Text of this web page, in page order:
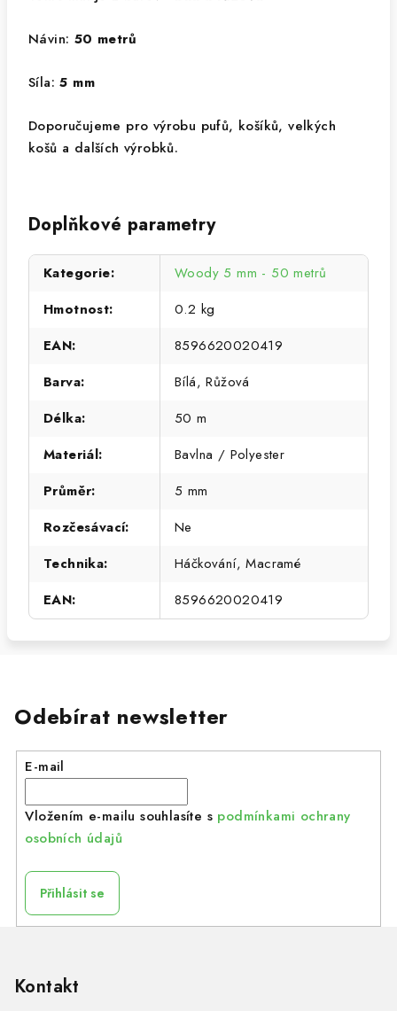
Návin: 50 metrů
Síla:5 mm
Doporučujeme pro výrobu pufů, košíků, velkých
košů a dalších výrobků.
Doplňkové parametry
Kategorie:
Woody 5 mm - 50 metrů
Hmotnost:
0.2 kg
EAN:
8596620020419
Barva:
Bílá, Růžová
Délka:
50 m
Materiál:
Bavlna / Polyester
Průměr:
5 mm
Rozčesávací:
Ne
Technika:
Háčkování, Macramé
EAN: 8596620020419
Odebírat newsletter
E-mail
Vložením e-mailu souhlasíte s podmínkami ochrany
osobních údajů
Přihlásit se
Kontakt